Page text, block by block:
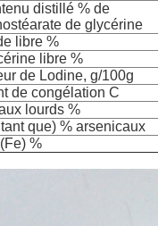
distillé % de
de glycérine
libre %
libre %
de Lodine, g/100g
de congélation C
lourds %
que) % arsenicaux
%